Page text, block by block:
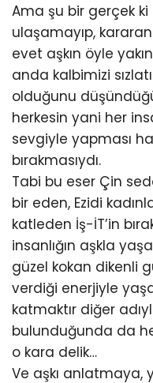
Ama şu bir gerçek ki
ulaşamayıp,
evet aşkın öyle
anda kalbimizi
olduğunu
herkesin yani her
sevgiyle yapması
bırakmasıydı.
Tabi bu eser Çin
bir eden, Ezidi
katleden İş-İT’in
insanlığın aşkla
güzel kokan dikenli
verdiği enerjiyle
katmaktır diğer
bulunduğunda da
o kara delik…
Ve aşkı anlatmaya,